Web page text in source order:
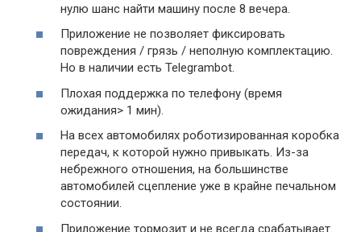
нулю шанс найти машину после 8 вечера.
Приложение не позволяет фиксировать
повреждения / грязь / неполную комплектацию.
Но в наличии есть Telegrambot.
Плохая поддержка по телефону (время
ожидания> 1 мин).
На всех автомобилях роботизированная коробка
передач, к которой нужно привыкать. Из-за
небрежного отношения, на большинстве
автомобилей сцепление уже в крайне печальном
состоянии.
Приложение тормозит и не всегда срабатывает.